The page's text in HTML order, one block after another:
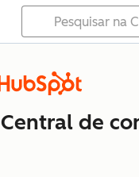
Central de